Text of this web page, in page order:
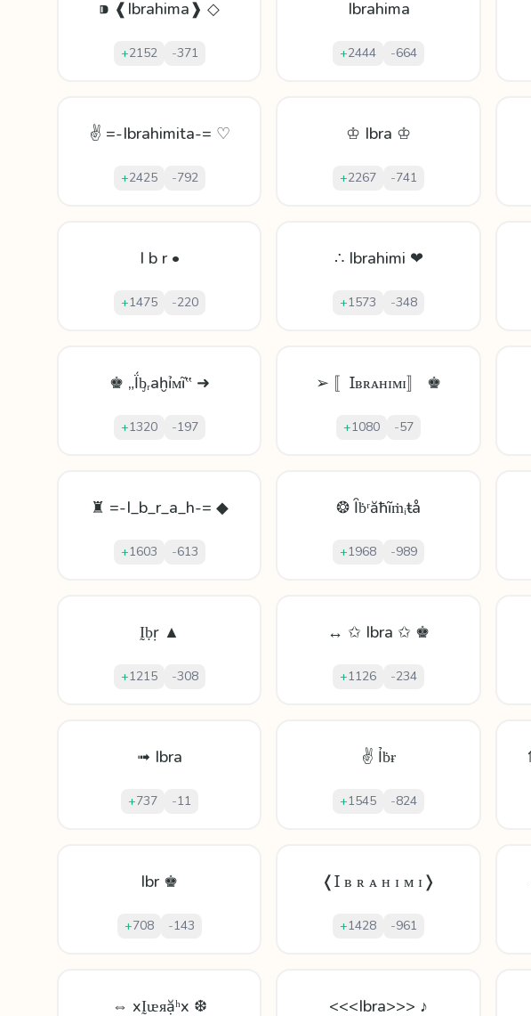
⁍ ❰Ibrahima❱ ◇
+2152 -371
Ibrahima
+2444 -664
✌ =-Ibrahimita-= ♡
+2425 -792
♔ Ibra ♔
+2267 -741
I b r •
+1475 -220
∴ Ibrahimi ❤
+1573 -348
♚ „Ḯᶀᵣаḫỉᴍĩ‟ ➜
+1320 -197
➢ 〚Ɪʙʀᴀʜɪᴍɪ〛 ♚
+1080 -57
♜ =-I_b_r_a_h-= ◆
+1603 -613
❂ Ȋḃʳăħĩṁᵢŧå
+1968 -989
Ḭḅṛ ▲
+1215 -308
↔ ✩ Ibra ✩ ♚
+1126 -234
➟ Ibra
+737 -11
✌ Ỉḃɍ
+1545 -824
Ibr ♚
+708 -143
❬Ɪ ʙ ʀ ᴀ ʜ ɪ ᴍ ɪ❭
+1428 -961
⇔ xḬᵫᴙặʰx ❆ <<<Ibra>>> ♪